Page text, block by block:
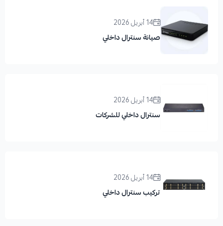
14 أبريل 2026
صيانة سنترال داخلي
14 أبريل 2026
سنترال داخلي للشركات
14 أبريل 2026
تركيب سنترال داخلي